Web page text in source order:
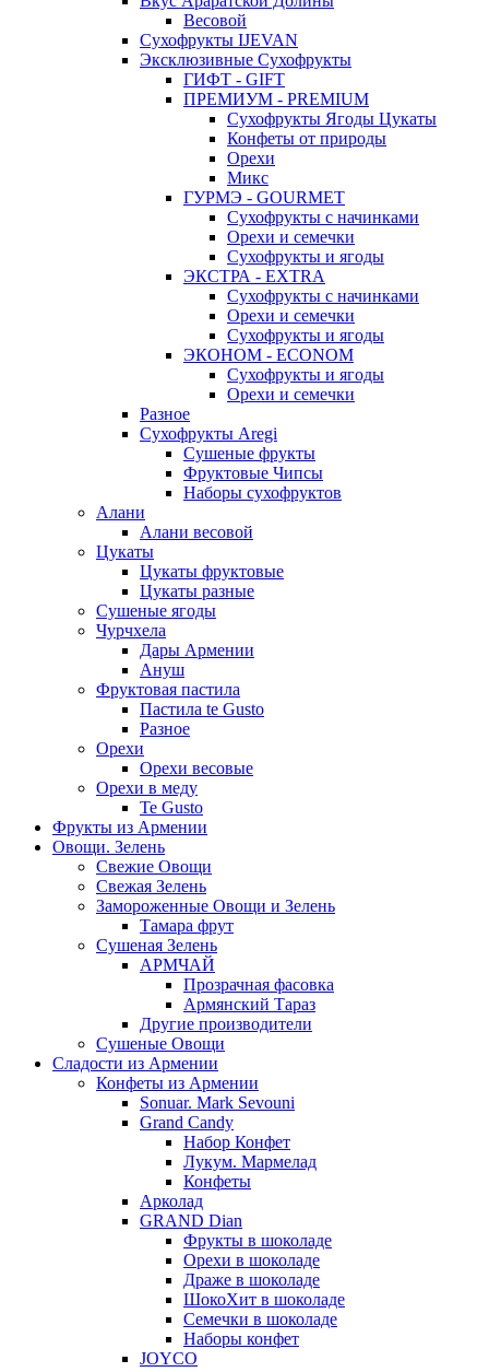
Весовой
Сухофрукты IJEVAN
Эксклюзивные Сухофрукты
ГИФТ - GIFT
ПРЕМИУМ - PREMIUM
Сухофрукты Ягоды Цукаты
Конфеты от природы
Орехи
Микс
ГУРМЭ - GOURMET
Сухофрукты с начинками
Орехи и семечки
Сухофрукты и ягоды
ЭКСТРА - EXTRA
Сухофрукты с начинками
Орехи и семечки
Сухофрукты и ягоды
ЭКОНОМ - ECONOM
Сухофрукты и ягоды
Орехи и семечки
Разное
Сухофрукты Aregi
Сушеные фрукты
Фруктовые Чипсы
Наборы сухофруктов
Алани
Алани весовой
Цукаты
Цукаты фруктовые
Цукаты разные
Сушеные ягоды
Чурчхела
Дары Армении
Ануш
Фруктовая пастила
Пастила te Gusto
Разное
Орехи
Орехи весовые
Орехи в меду
Te Gusto
Фрукты из Армении
Овощи. Зелень
Свежие Овощи
Свежая Зелень
Замороженные Овощи и Зелень
Тамара фрут
Сушеная Зелень
АРМЧАЙ
Прозрачная фасовка
Армянский Тараз
Другие производители
Сушеные Овощи
Сладости из Армении
Конфеты из Армении
Sonuar. Mark Sevouni
Grand Candy
Набор Конфет
Лукум. Мармелад
Конфеты
Арколад
GRAND Dian
Фрукты в шоколаде
Орехи в шоколаде
Драже в шоколаде
ШокоХит в шоколаде
Семечки в шоколаде
Наборы конфет
JOYCO